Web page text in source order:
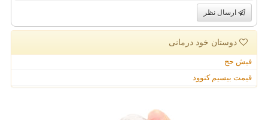
ارسال نظر
دوستان خود درمانی
فیش حج
قیمت بیسیم کنوود